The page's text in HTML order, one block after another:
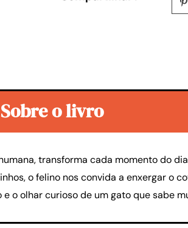
Sobre o livro
transforma cada momento do
o felino nos convida a enxergar o
o olhar curioso de um gato que sabe